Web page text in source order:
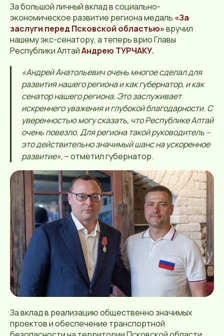
За большой личный вклад в социально-
экономическое развитие региона медаль «За
заслуги перед Псковской областью»вручил
нашему экс-сенатору, а теперь врио Главы
Республики АлтайАндрею ТУРЧАКУ.
«Андрей Анатольевич очень многое сделал для
развития нашего региона и как губернатор, и как
сенатор нашего региона. Это заслуживает
искреннего уважения и глубокой благодарности. С
уверенностью могу сказать, что Республике Алтай
очень повезло. Для региона такой руководитель –
это действительно значимый шанс на ускоренное
развитие», – отметил губернатор.
За вклад в реализацию общественно значимых
проектов и обеспечение транспортной